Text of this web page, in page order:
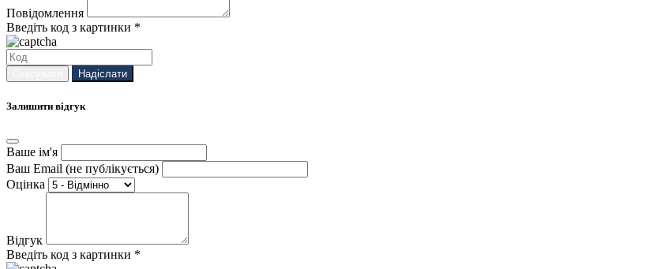
Повідомлення
Введіть код з картинки *
Надіслати
Залишити відгук
Ваше ім'я
Ваш Email (не публікується)
Оцінка
Відгук
Введіть код з картинки *